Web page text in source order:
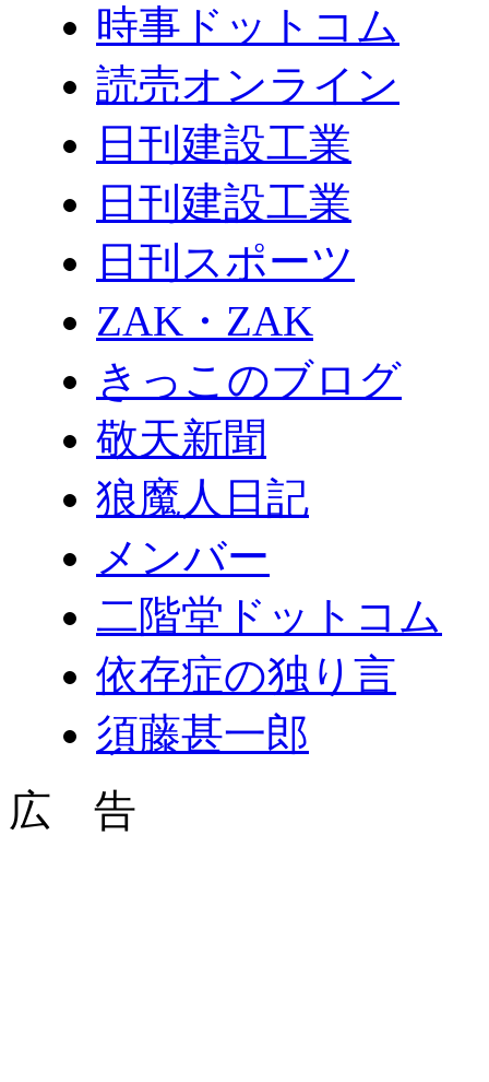
時事ドットコム
読売オンライン
日刊建設工業
日刊建設工業
日刊スポーツ
ZAK・ZAK
きっこのブログ
敬天新聞
狼魔人日記
メンバー
二階堂ドットコム
依存症の独り言
須藤甚一郎
広 告